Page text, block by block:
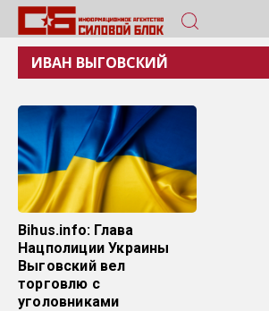
ИВАН ВЫГОВСКИЙ
Bihus.info: Глава
Нацполиции Украины
Выговский вел
торговлю с
уголовниками